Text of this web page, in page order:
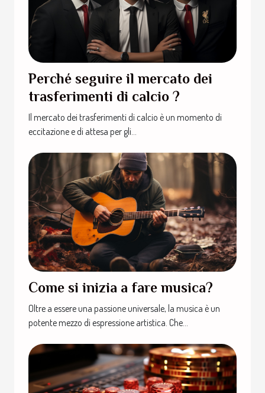
Perché seguire il mercato dei
trasferimenti di calcio ?
Il mercato dei trasferimenti di calcio è un momento di
eccitazione e di attesa per gli...
Come si inizia a fare musica?
Oltre a essere una passione universale, la musica è un
potente mezzo di espressione artistica. Che...